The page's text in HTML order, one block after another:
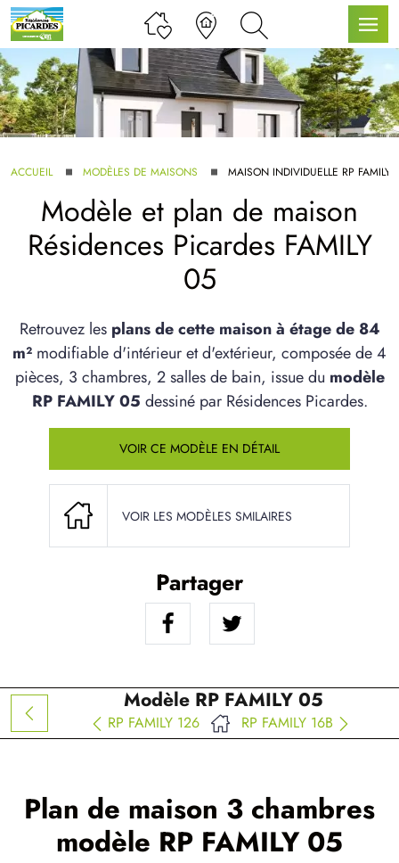
SERVICE BDL EXTENSION
ARTICLES
ACCUEIL MODÈLES DE MAISONS MAISON INDIVIDUELLE RP FAMILY
Modèle et plan de maison
Résidences Picardes FAMILY
05
Retrouvez les plans de cette maison à étage de 84
m² modifiable d'intérieur et d'extérieur, composée de 4
pièces, 3 chambres, 2 salles de bain, issue du modèle
RP FAMILY 05 dessiné par Résidences Picardes.
VOIR CE MODÈLE EN DÉTAIL
VOIR LES MODÈLES SMILAIRES
Partager
Modèle RP FAMILY 05
RP FAMILY 126 RP FAMILY 16B
Plan de maison 3 chambres
modèle RP FAMILY 05